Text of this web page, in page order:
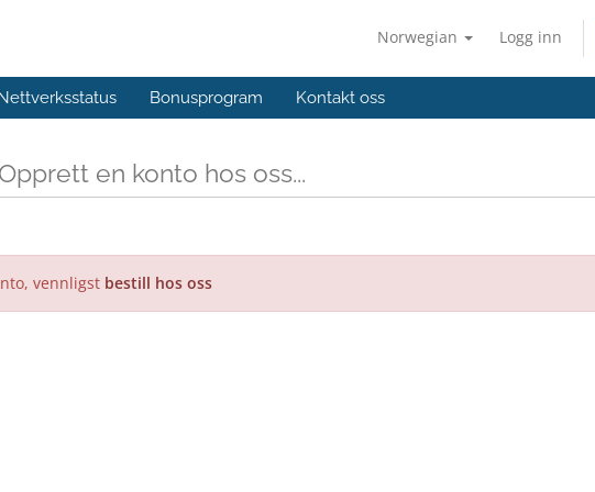
Norwegian Logg inn
Bonusprogram Kontakt oss
Opprett en konto hos oss...
vennligst bestill hos oss